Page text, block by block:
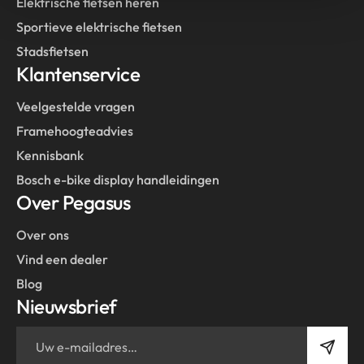
Sportieve elektrische fietsen
Stadsfietsen
Klantenservice
Veelgestelde vragen
Framehoogteadvies
Kennisbank
Bosch e-bike display handleidingen
Over Pegasus
Over ons
Vind een dealer
Blog
Nieuwsbrief